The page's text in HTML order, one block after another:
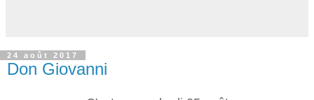
24 août 2017
Don Giovanni